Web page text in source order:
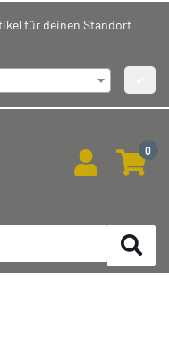
für deinen Standort
0